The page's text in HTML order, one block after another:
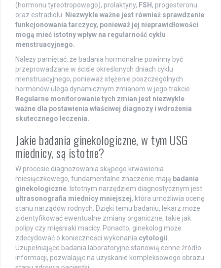
(hormonu tyreotropowego), prolaktyny, FSH, progesteronu
oraz estradiolu. Niezwykle ważne jest również sprawdzenie
funkcjonowania tarczycy, ponieważ jej nieprawidłowości
mogą mieć istotny wpływ na regularność cyklu
menstruacyjnego.
Należy pamiętać, że badania hormonalne powinny być
przeprowadzane w ściśle określonych dniach cyklu
menstruacyjnego, ponieważ stężenie poszczególnych
hormonów ulega dynamicznym zmianom w jego trakcie.
Regularne monitorowanie tych zmian jest niezwykle
ważne dla postawienia właściwej diagnozy i wdrożenia
skutecznego leczenia.
Jakie badania ginekologiczne, w tym USG
miednicy, są istotne?
W procesie diagnozowania skąpego krwawienia
miesiączkowego, fundamentalne znaczenie mają badania
ginekologiczne. Istotnym narzędziem diagnostycznym jest
ultrasonografia miednicy mniejszej, która umożliwia ocenę
stanu narządów rodnych. Dzięki temu badaniu, lekarz może
zidentyfikować ewentualne zmiany organiczne, takie jak
polipy czy mięśniaki macicy. Ponadto, ginekolog może
zdecydować o konieczności wykonania cytologii.
Uzupełniające badania laboratoryjne stanowią cenne źródło
informacji, pozwalając na uzyskanie kompleksowego obrazu